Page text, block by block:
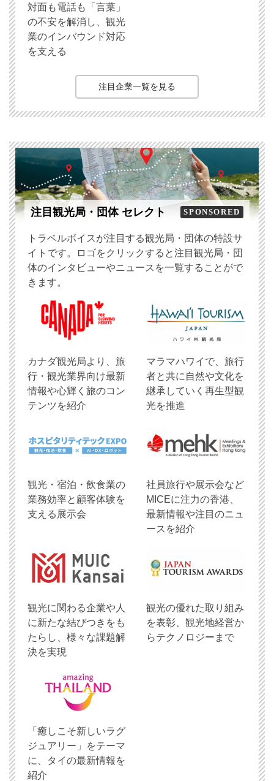
対面も電話も「言葉」
の不安を解消し、観光
業のインバウンド対応
を支える
注目企業一覧を見る
注目観光局・団体 セレクト SPONSORED
トラベルボイスが注目する観光局・団体の特設サ
イトです。ロゴをクリックすると注目観光局・団
体のインタビューやニュースを一覧することがで
きます。
​カナダ観光局より、旅
行・観光業界向け最新
情報や心輝く旅のコン
テンツを紹介
マラマハワイで、旅行
者と共に自然や文化を
継承していく再生型観
光を推進
観光・宿泊・飲食業の
業務効率と顧客体験を
支える展示会
社員旅行や展示会など
MICEに注力の香港、
最新情報や注目のニュ
ースを紹介
観光に関わる企業や人
に新たな結びつきをも
たらし、様々な課題解
決を実現
観光の優れた取り組み
を表彰、観光地経営か
らテクノロジーまで
「癒しこそ新しいラグ
ジュアリー」をテーマ
に、タイの最新情報を
紹介